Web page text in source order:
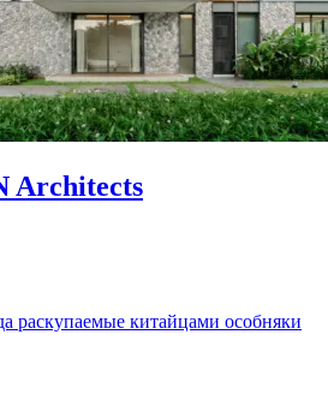
Architects
раскупаемые китайцами особняки